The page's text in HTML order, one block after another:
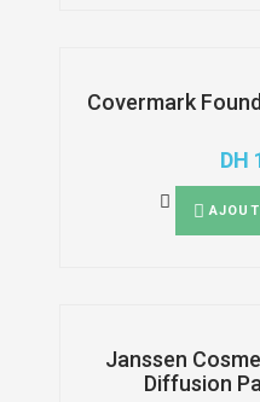
Covermark
DH
Janssen
Diffusion